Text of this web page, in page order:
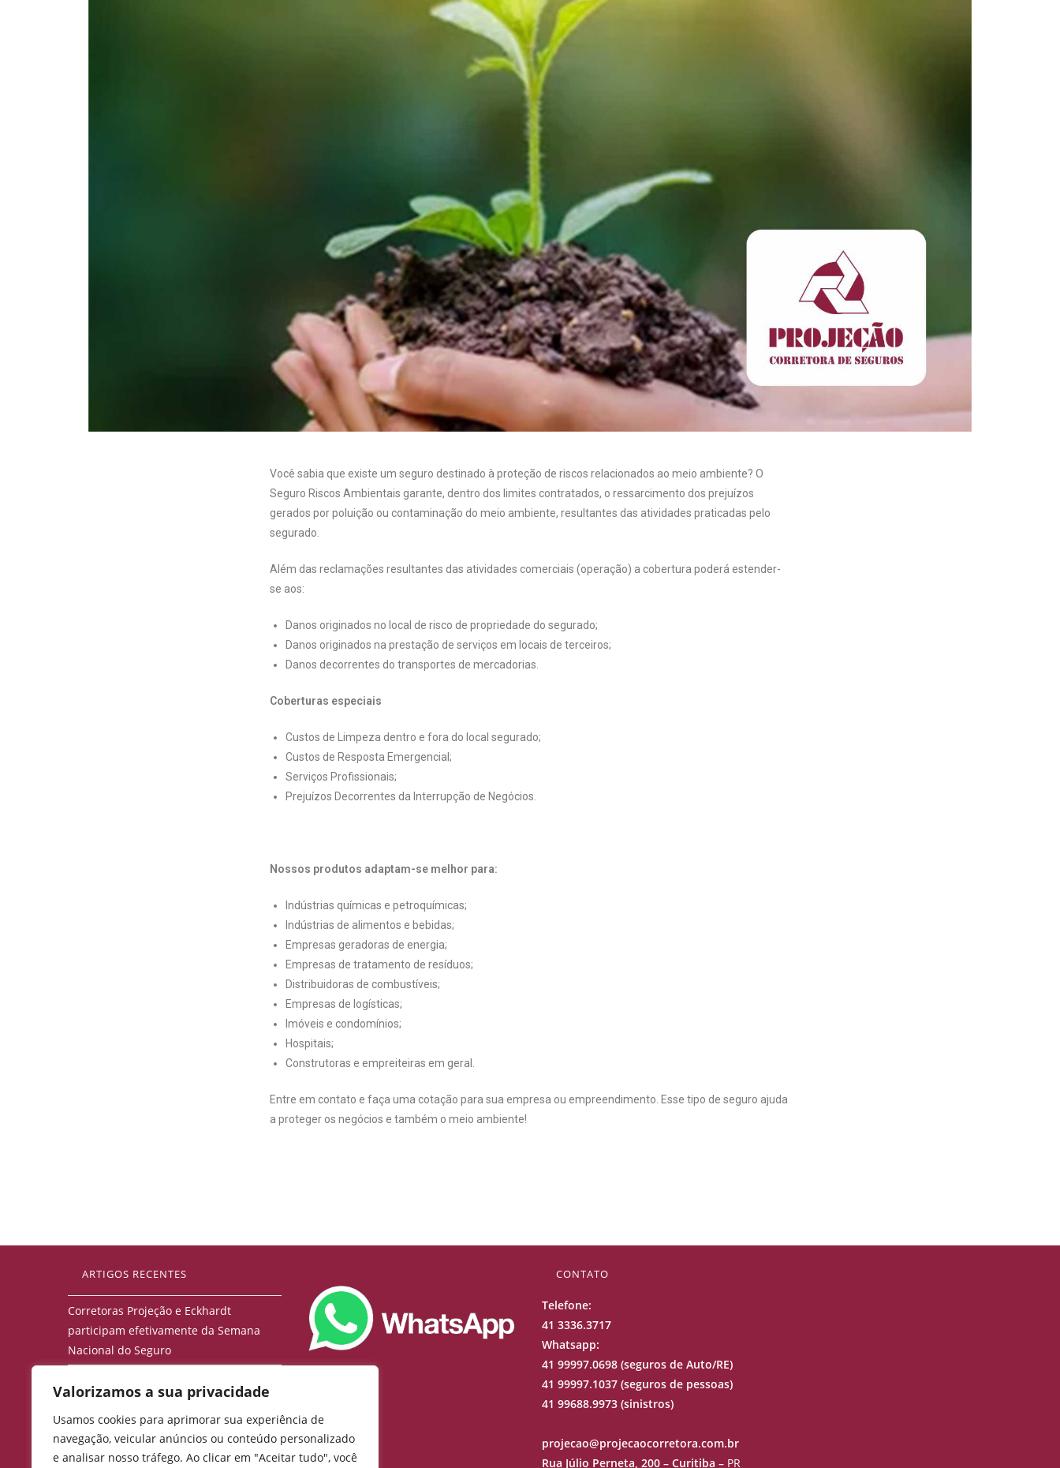
Valorizamos a sua privacidade
Usamos cookies para aprimorar sua experiência de
navegação, veicular anúncios ou conteúdo personalizado
e analisar nosso tráfego. Ao clicar em "Aceitar tudo", você
Você sabia que existe um seguro destinado à proteção de riscos relacionados ao meio ambiente? O
Seguro Riscos Ambientais garante, dentro dos limites contratados, o ressarcimento dos prejuízos
gerados por poluição ou contaminação do meio ambiente, resultantes das atividades praticadas pelo
segurado. ⠀
Além das reclamações resultantes das atividades comerciais (operação) a cobertura poderá estender-
se aos:
Danos originados no local de risco de propriedade do segurado;
Danos originados na prestação de serviços em locais de terceiros;
Danos decorrentes do transportes de mercadorias.
Coberturas especiais
Custos de Limpeza dentro e fora do local segurado;
Custos de Resposta Emergencial;
Serviços Profissionais;
Prejuízos Decorrentes da Interrupção de Negócios.
Nossos produtos adaptam-se melhor para:
Indústrias químicas e petroquímicas;
Indústrias de alimentos e bebidas;
Empresas geradoras de energia;
Empresas de tratamento de resíduos;
Distribuidoras de combustíveis;
Empresas de logísticas;
Imóveis e condomínios;
Hospitais;
Construtoras e empreiteiras em geral.
Entre em contato e faça uma cotação para sua empresa ou empreendimento. Esse tipo de seguro ajuda
a proteger os negócios e também o meio ambiente!
ARTIGOS RECENTES
Corretoras Projeção e Eckhardt
participam efetivamente da Semana
Nacional do Seguro
Podcast O Corretor
CONTATO
Telefone:
41 3336.3717
Whatsapp:
41 99997.0698 (seguros de Auto/RE)
41 99997.1037 (seguros de pessoas)
41 99688.9973 (sinistros)
projecao@projecaocorretora.com.br
Rua Júlio Perneta, 200 – Curitiba – PR